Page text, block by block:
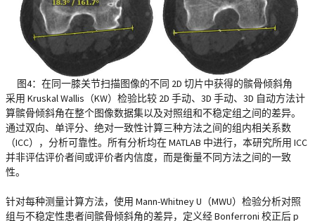
图4：在同一膝关节扫描图像的不同 2D 切片中获得的髌骨倾斜角
采用 Kruskal Wallis（KW）检验比较 2D 手动、3D 手动、3D 自动方法计
算髌骨倾斜角在整个图像数据集以及对照组和不稳定组之间的差异。
通过双向、单评分、绝对一致性计算三种方法之间的组内相关系数
（ICC），分析可靠性。所有分析均在 MATLAB 中进行，本研究所用 ICC
并非评估评价者间或评价者内信度，而是衡量不同方法之间的一致
性。
针对每种测量计算方法，使用 Mann-Whitney U（MWU）检验分析对照
组与不稳定性患者间髌骨倾斜角的差异，定义经 Bonferroni 校正后 p